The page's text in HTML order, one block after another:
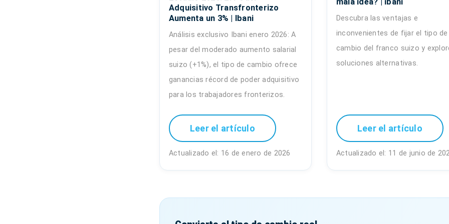
Adquisitivo Transfronterizo
Aumenta un 3% | Ibani
Análisis exclusivo Ibani enero 2026: A
pesar del moderado aumento salarial
suizo (+1%), el tipo de cambio ofrece
ganancias récord de poder adquisitivo
para los trabajadores fronterizos.
Leer el artículo
Actualizado el: 16 de enero de 2026
Descubra las ventajas e
inconvenientes de fijar el tipo de
cambio del franco suizo y
soluciones alternativas.
Leer el artículo
Actualizado el: 11 de junio de